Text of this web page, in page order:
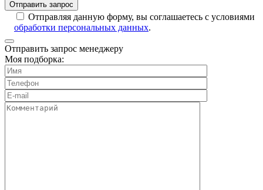
Отправляя данную форму, вы соглашаетесь с условиями
обработки персональных данных.
Отправить запрос менеджеру
Моя подборка: